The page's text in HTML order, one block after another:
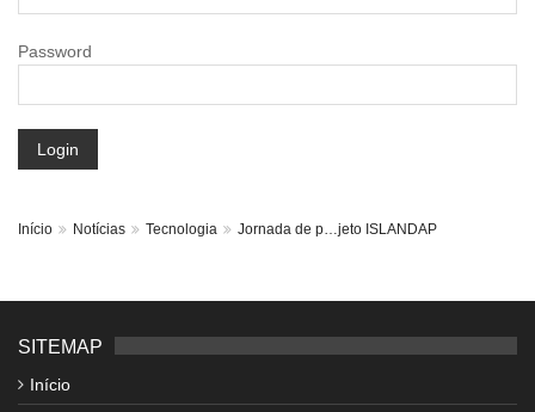
Password
Login
Início Notícias Tecnologia Jornada de p…jeto ISLANDAP
SITEMAP
Início